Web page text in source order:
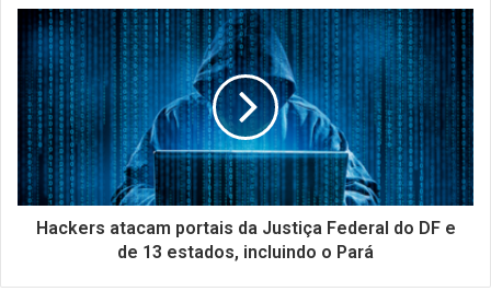
Hackers atacam portais da Justiça Federal do DF e
de 13 estados, incluindo o Pará